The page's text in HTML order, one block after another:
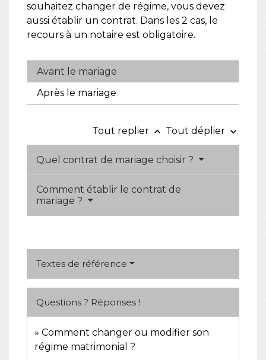
souhaitez changer de régime, vous devez
aussi établir un contrat. Dans les 2 cas, le
recours à un notaire est obligatoire.
Avant le mariage
Après le mariage
Tout replier keyboard_arrow_up Tout déplier keyboard_arrow_down
Quel contrat de mariage choisir ?
Comment établir le contrat de
mariage ?
Textes de référence
Questions ? Réponses !
Comment changer ou modifier son
régime matrimonial ?